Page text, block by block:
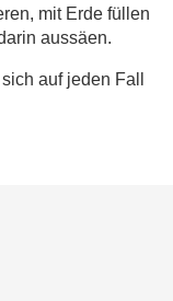
mit Erde füllen
aussäen.
auf jeden Fall